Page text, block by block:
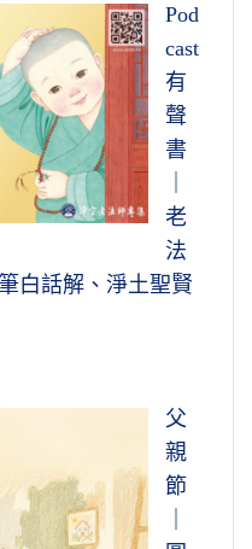
Pod
cast
有
聲
書
老
法
白話解、淨土聖賢
父
親
節